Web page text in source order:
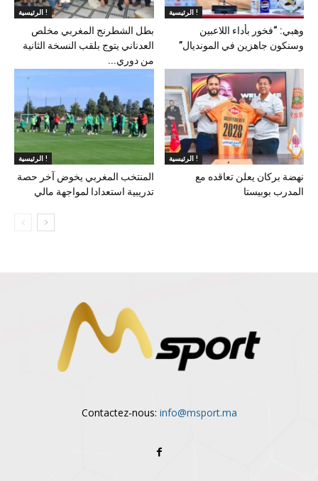
الرئيسية !
بطل الشطرنج المغربي مخلص
العدناني يتوج بلقب النسخة الثانية
من دوري...
الرئيسية !
وهبي: “فخور بأداء اللاعبين
وسنكون جاهزين في المونديال”
الرئيسية !
المنتخب المغربي يخوض آخر حصة
تدريبية استعدادا لمواجهة مالي
الرئيسية !
نهضة بركان يعلن تعاقده مع
المدرب بوبيستا
Contactez-nous: info@msport.ma